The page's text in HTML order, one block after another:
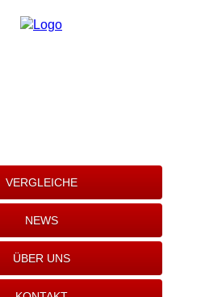
VERGLEICHE
NEWS
ÜBER UNS